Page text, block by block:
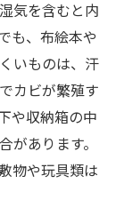
気を含むと内
も、布絵本や
いものは、汗
カビが繁殖す
や収納箱の中
あります。
物や玩具類は